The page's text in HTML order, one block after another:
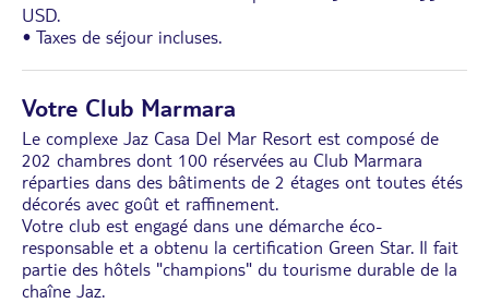
USD.
• Taxes de séjour incluses.
Votre Club Marmara
Le complexe Jaz Casa Del Mar Resort est composé de
202 chambres dont 100 réservées au Club Marmara
réparties dans des bâtiments de 2 étages ont toutes étés
décorés avec goût et raffinement.
Votre club est engagé dans une démarche éco-
responsable et a obtenu la certification Green Star. Il fait
partie des hôtels "champions" du tourisme durable de la
chaîne Jaz.